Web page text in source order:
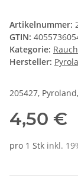
Artikelnummer:
GTIN:
Kategorie:
Hersteller:
205427,
4,50 €
pro 1 Stk inkl.